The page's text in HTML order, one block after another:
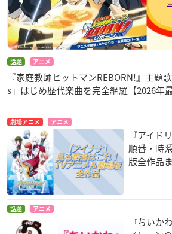
話題 アニメ
『家庭教師ヒットマンREBORN!』主題
s」はじめ歴代楽曲を完全網羅【2026年最
劇場アニメ アニメ
『アイド
順番・時
版全作品
話題 アニメ
『ちいか